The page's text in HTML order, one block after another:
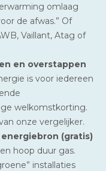
omlaag
de afwas.” Of
Vaillant, Atag of
en overstappen
is voor iedereen
welkomstkorting.
onze vergelijker.
(gratis)
hoop duur gas.
installaties